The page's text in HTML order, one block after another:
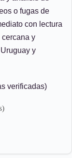
o fugas de
con lectura
y
y
verificadas)